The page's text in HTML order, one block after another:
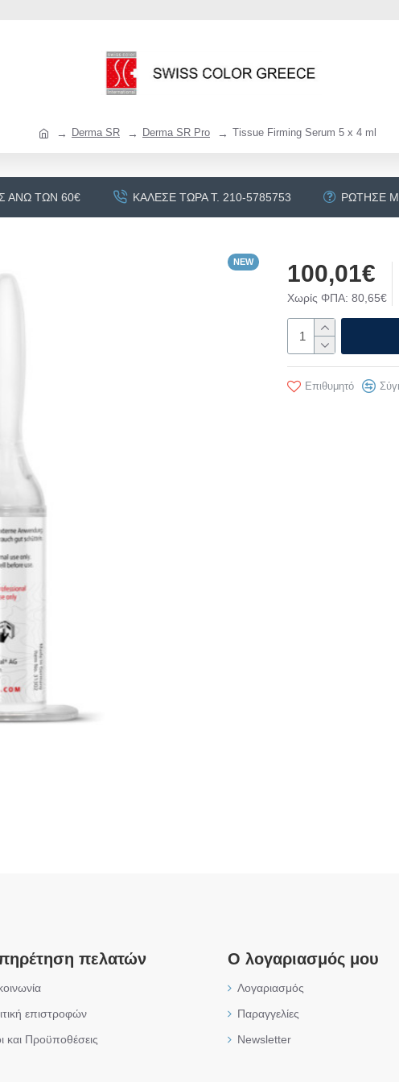
Derma SR Derma SR Pro Tissue Firming Serum 5 x 4 ml
ΆΝΩ ΤΩΝ 60€ ΚΆΛΕΣΕ ΤΏΡΑ Τ. 210-5785753 ΡΏΤΗΣΕ
NEW 100,01€
Χωρίς ΦΠΑ: 80,65€
Επιθυμητό
πελατών
επιστροφών
και Προϋποθέσεις
Ο λογαριασμός μου
Λογαριασμός
Παραγγελίες
Newsletter